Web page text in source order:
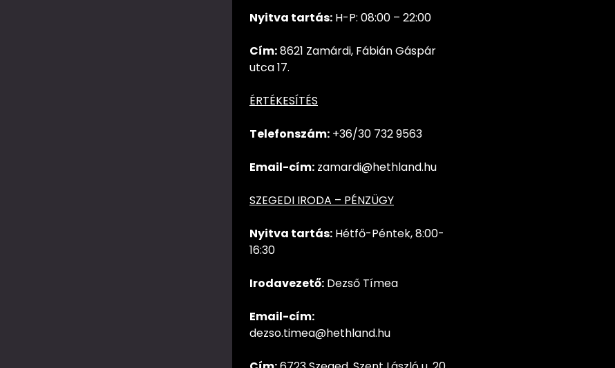
Nyitva tartás: H-P: 08:00 – 22:00
Cím:8621 Zamárdi, Fábián Gáspár
utca 17.
ÉRTÉKESÍTÉS
Telefonszám: +36/30 7329563
Email-cím: zamardi@hethland.hu
SZEGEDI IRODA – PÉNZÜGY
Nyitva tartás: Hétfő-Péntek, 8:00-
16:30
Irodavezető: Dezső Tímea
Email-cím:
dezso.timea@hethland.hu